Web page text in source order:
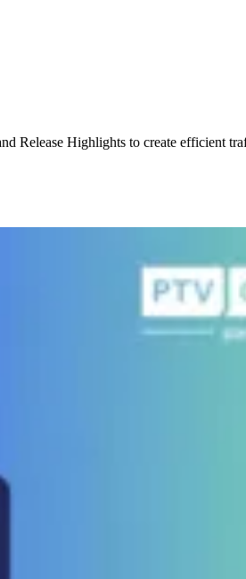
Release Highlights to create efficient